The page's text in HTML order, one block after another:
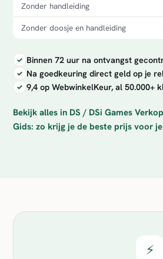
Zonder handleiding
Zonder doosje en handleiding
Binnen 72 uur na ontvangst
Na goedkeuring direct geld op je
9,4 op WebwinkelKeur, al 50.000+
Bekijk alles in DS / DSi Games
Gids: zo krijg je de beste prijs voor
⚡